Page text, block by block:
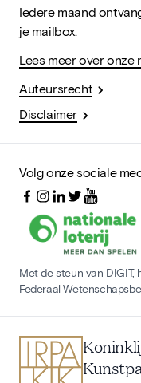
Iedere maand
je mailbox.
Lees meer over onze
Auteursrecht
Disclaimer
Volg onze sociale
Met de steun van DIGIT,
Federaal